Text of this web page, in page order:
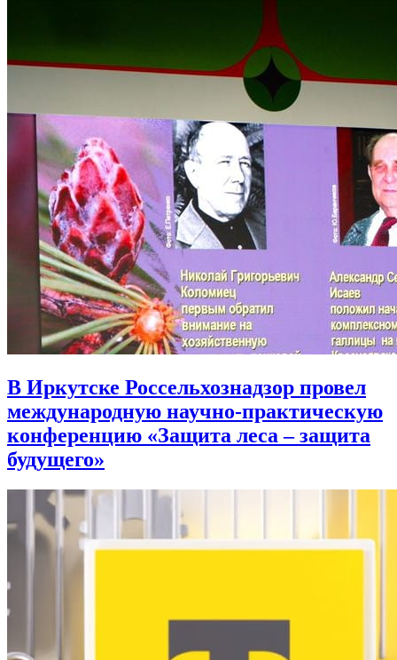
В Иркутске Россельхознадзор провел
международную научно-практическую
конференцию «Защита леса – защита
будущего»